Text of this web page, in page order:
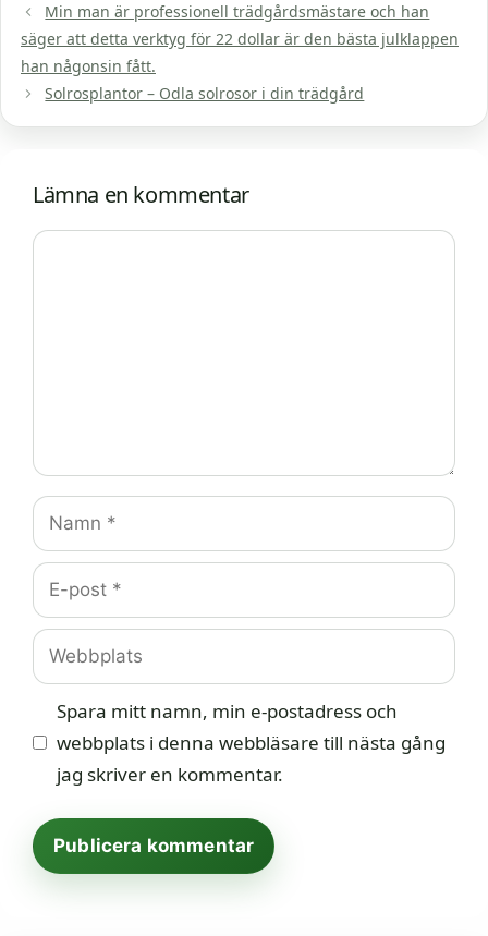
Min man är professionell trädgårdsmästare och han
säger att detta verktyg för 22 dollar är den bästa julklappen
han någonsin fått.
Solrosplantor – Odla solrosor i din trädgård
Lämna en kommentar
Kommentar
Namn
E-
post
Webbplats
Spara mitt namn, min e-postadress och
webbplats i denna webbläsare till nästa gång
jag skriver en kommentar.